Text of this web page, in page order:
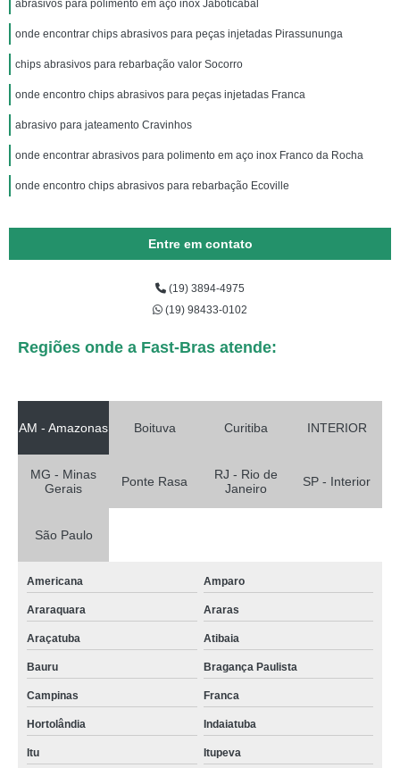
abrasivos para polimento em aço inox Jaboticabal
onde encontrar chips abrasivos para peças injetadas Pirassununga
chips abrasivos para rebarbação valor Socorro
onde encontro chips abrasivos para peças injetadas Franca
abrasivo para jateamento Cravinhos
onde encontrar abrasivos para polimento em aço inox Franco da Rocha
onde encontro chips abrasivos para rebarbação Ecoville
Entre em contato
(19) 3894-4975
(19) 98433-0102
Regiões onde a Fast-Bras atende:
AM - Amazonas Boituva Curitiba INTERIOR
MG - Minas
Gerais
Ponte Rasa
RJ - Rio de
Janeiro
SP - Interior
São Paulo
Americana Amparo
Araraquara Araras
Araçatuba Atibaia
Bauru Bragança Paulista
Campinas Franca
Hortolândia Indaiatuba
Itu Itupeva